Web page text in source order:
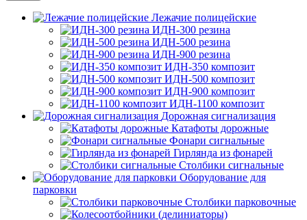
Лежачие полицейские
ИДН-300 резина
ИДН-500 резина
ИДН-900 резина
ИДН-350 композит
ИДН-500 композит
ИДН-900 композит
ИДН-1100 композит
Дорожная сигнализация
Катафоты дорожные
Фонари сигнальные
Гирлянда из фонарей
Столбики сигнальные
Оборудование для
парковки
Столбики парковочные